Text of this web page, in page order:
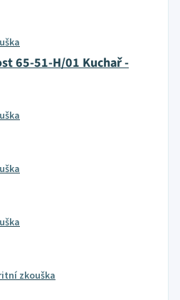
65-51-H/01 Kuchař -
zkouška